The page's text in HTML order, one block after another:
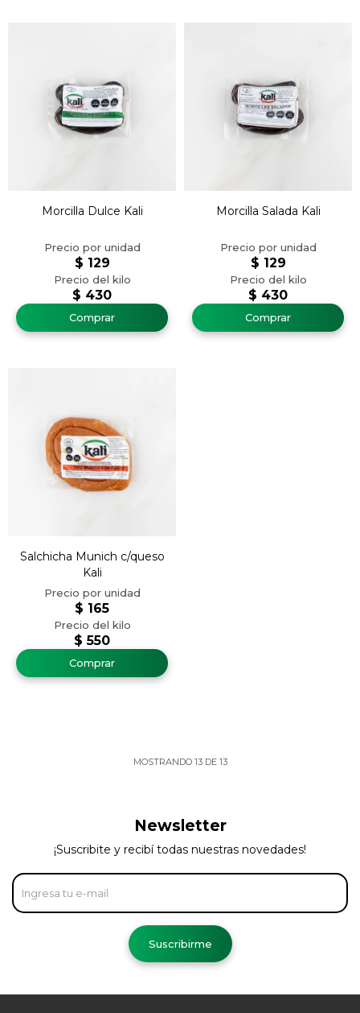
Morcilla Dulce Kali
$ 430
$ 129
Morcilla Salada Kali
$ 430
$ 129
Salchicha Munich c/queso
Kali
$ 550
$ 165
MOSTRANDO 13DE 13
Newsletter
¡Suscribite y recibí todas nuestras novedades!
Suscribirme